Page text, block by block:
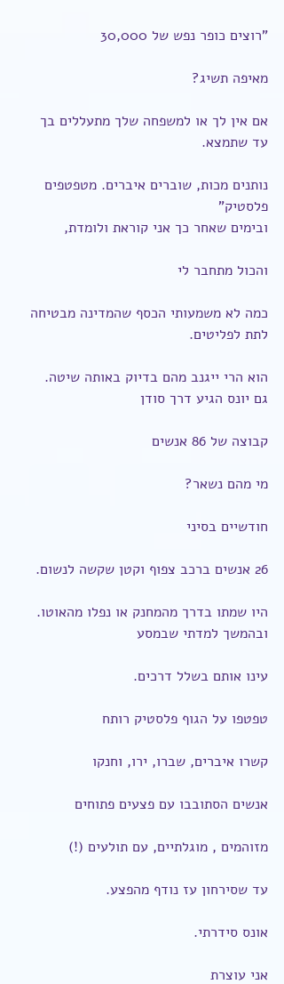
"רוצים כופר נפש של 30,000
מאיפה תשיג?
אם אין לך או למשפחה שלך מתעללים בך
עד שתמצא.
נותנים מכות, שוברים איברים. מטפטפים
פלסטיק"
ובימים שאחר כך אני קוראת ולומדת,
והכול מתחבר לי
כמה לא משמעותי הכסף שהמדינה מבטיחה
לתת לפליטים.
הוא הרי ייגנב מהם בדיוק באותה שיטה.
גם יונס הגיע דרך סודן
קבוצה של 86 אנשים
מי מהם נשאר?
חודשיים בסיני
26 אנשים ברכב צפוף וקטן שקשה לנשום.
היו שמתו בדרך מהמחנק או נפלו מהאוטו.
ובהמשך למדתי שבמסע
עינו אותם בשלל דרכים.
טפטפו על הגוף פלסטיק רותח
קשרו איברים, שברו, ירו, וחנקו
אנשים הסתובבו עם פצעים פתוחים
מזוהמים , מוגלתיים, עם תולעים (!)
עד שסירחון עז נודף מהפצע.
אונס סידרתי.
אני עוצרת